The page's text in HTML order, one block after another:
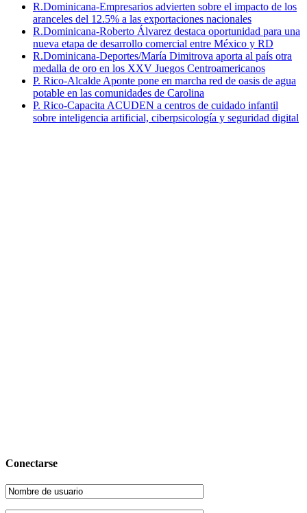
R.Dominicana-Empresarios advierten sobre el impacto de los
aranceles del 12.5% a las exportaciones nacionales
R.Dominicana-Roberto Álvarez destaca oportunidad para una
nueva etapa de desarrollo comercial entre México y RD
R.Dominicana-Deportes/María Dimitrova aporta al país otra
medalla de oro en los XXV Juegos Centroamericanos
P. Rico-Alcalde Aponte pone en marcha red de oasis de agua
potable en las comunidades de Carolina
P. Rico-Capacita ACUDEN a centros de cuidado infantil
sobre inteligencia artificial, ciberpsicología y seguridad digital
Conectarse